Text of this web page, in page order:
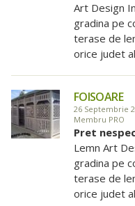
Art Design
gradina pe
terase de
orice judet
FOISOARE
26 Septembrie
Membru PRO
Pret
Lemn Art
gradina pe
terase de
orice judet